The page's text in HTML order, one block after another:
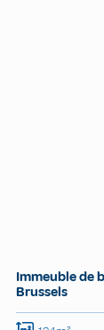
Immeuble de
Brussels